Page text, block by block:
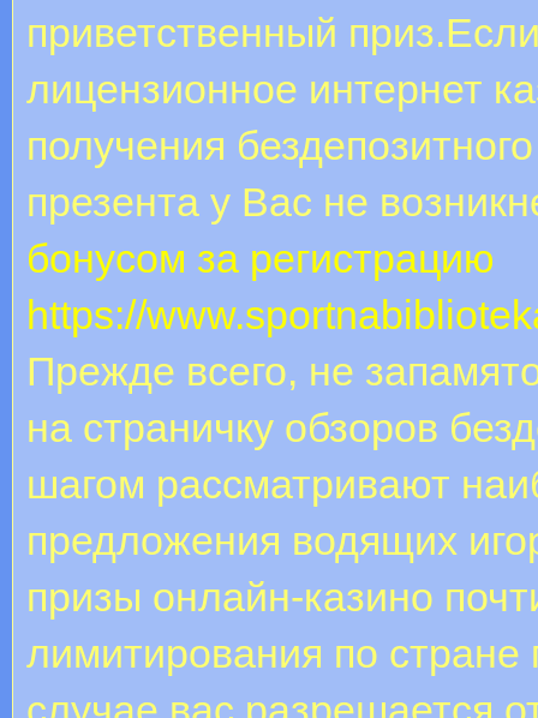
приветственный
лицензионное интернет
получения
презента у Вас не
бонусом за регистрацию
https://
Прежде всего, не
на страничку обзоров
шагом рассматривают
предложения водящих
призы онлайн-казино
лимитирования по